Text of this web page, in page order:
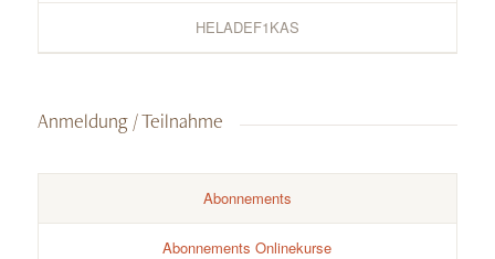
HELADEF1KAS
Anmeldung / Teilnahme
Abonnements
Abonnements Onlinekurse